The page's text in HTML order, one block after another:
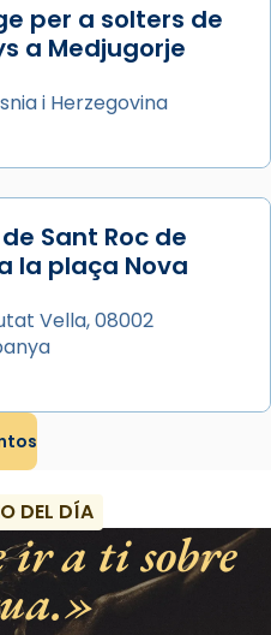
per a solters de
a Medjugorje
i Herzegovina
Sant Roc de
la plaça Nova
Vella, 08002
DEL DÍA
a ti sobre